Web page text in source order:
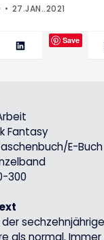
27.JAN..2021
Save
Fantasy
E-Buch
300
der
als normal.